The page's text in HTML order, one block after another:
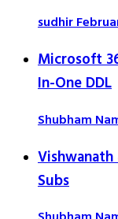
sudhir
Microsoft
In-One DDL
Shubham
Vishwanath
Subs